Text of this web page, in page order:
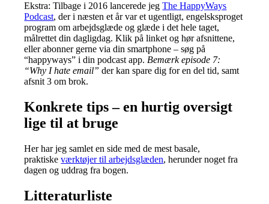
Ekstra: Tilbage i 2016 lancerede jegThe HappyWays
Podcast, der i næsten et år var et ugentligt, engelsksproget
program om arbejdsglæde og glæde i det hele taget,
målrettet din dagligdag. Klik på linket og hør afsnittene,
eller abonner gerne via din smartphone – søg på
“happyways” i din podcast app. Bemærk episode 7:
“Why I hate email”der kan spare dig for en del tid, samt
afsnit 3 om brok.
Konkrete tips – en hurtig oversigt
lige til at bruge
Her har jeg samlet en side med de mest basale,
praktiskeværktøjer til arbejdsglæden, herunder noget fra
dagen og uddrag fra bogen.
Litteraturliste